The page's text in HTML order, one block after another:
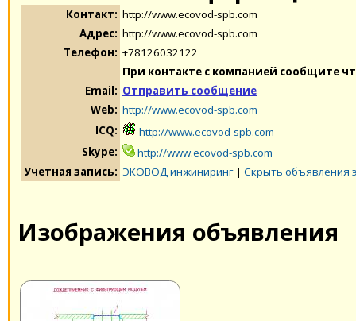
Контакт: http://www.ecovod-spb.com
Адрес: http://www.ecovod-spb.com
Телефон: +78126032122
При контакте с компанией сообщите
Email: Отправить сообщение
Web: http://www.ecovod-spb.com
ICQ:
http://www.ecovod-spb.com
Skype:
http://www.ecovod-spb.com
Учетная запись: ЭКОВОД инжиниринг | Скрыть объявления
Изображения объявления